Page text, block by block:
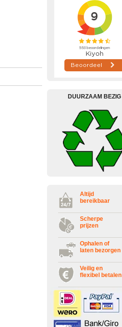
DUURZAAM BEZIG
Altijd
bereikbaar
Scherpe
prijzen
Ophalen of
laten bezorgen
Veilig en
flexibel betalen